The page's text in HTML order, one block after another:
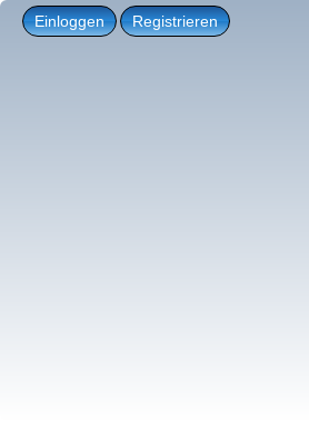
Einloggen Registrieren